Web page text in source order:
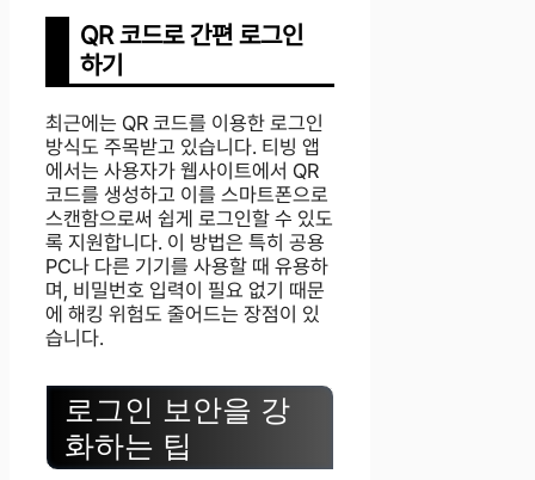
QR 코드로 간편 로그인
하기
최근에는 QR 코드를 이용한 로그인
방식도 주목받고 있습니다. 티빙 앱
에서는 사용자가 웹사이트에서 QR
코드를 생성하고 이를 스마트폰으로
스캔함으로써 쉽게 로그인할 수 있도
록 지원합니다. 이 방법은 특히 공용
PC나 다른 기기를 사용할 때 유용하
며, 비밀번호 입력이 필요 없기 때문
에 해킹 위험도 줄어드는 장점이 있
습니다.
로그인 보안을 강
화하는 팁